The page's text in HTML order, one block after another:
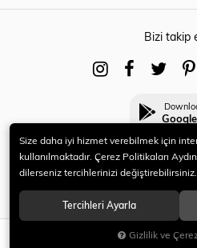
SEPETE
Bizi takip
© 2021 HERYENİ. Tüm
Size daha iyi hizmet verebilmek için
kullanılmaktadır. Çerez Politikaları
dilerseniz tercihlerinizi değiştirebilirsiniz.
Tercihleri Ayarla
Gizlilik ve